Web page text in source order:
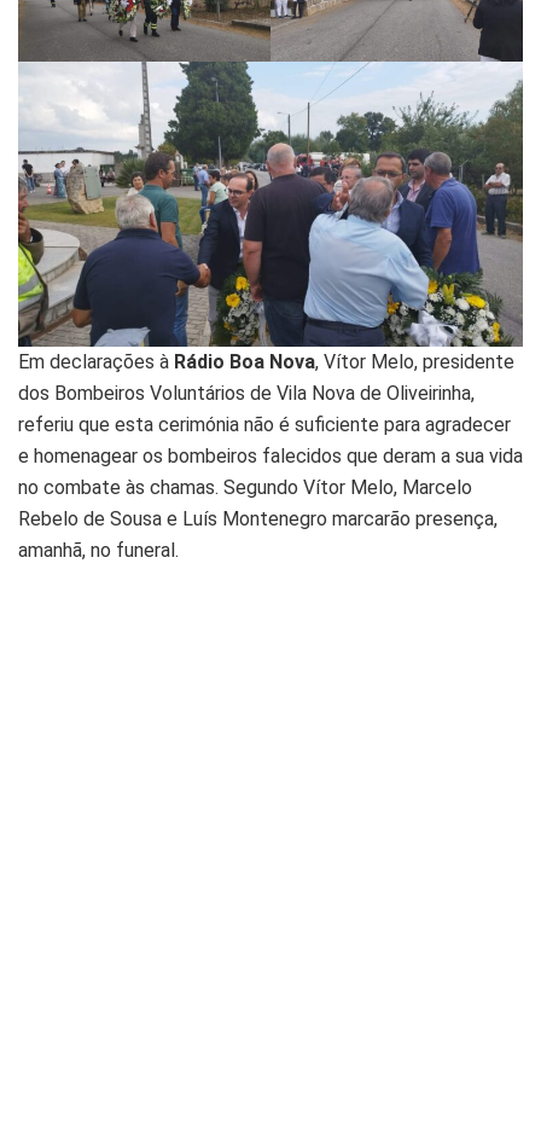
Em declarações à Rádio Boa Nova, Vítor Melo, presidente
dos Bombeiros Voluntários de Vila Nova de Oliveirinha,
referiu que esta cerimónia não é suficiente para agradecer
e homenagear os bombeiros falecidos que deram a sua vida
no combate às chamas. Segundo Vítor Melo, Marcelo
Rebelo de Sousa e Luís Montenegro marcarão presença,
amanhã, no funeral.